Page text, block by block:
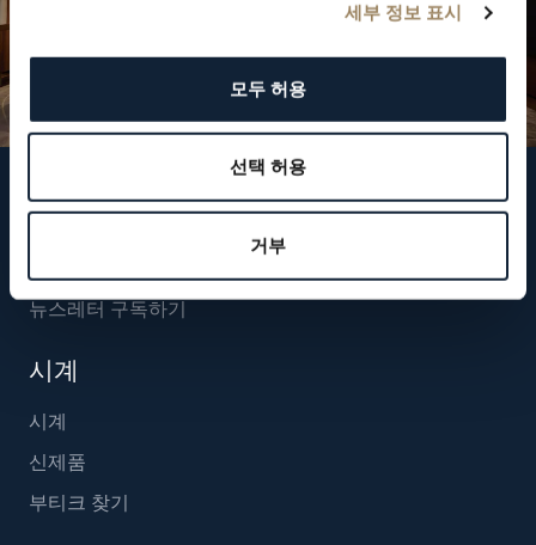
세부 정보 표시
모두 허용
선택 허용
거부
브레게 팔로우하기
뉴스레터 구독하기
시계
시계
신제품
부티크 찾기